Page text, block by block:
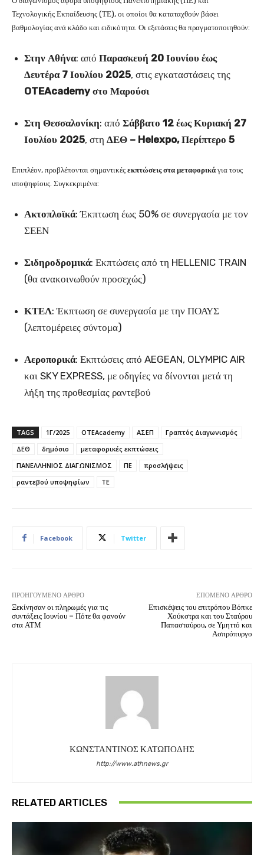
Τεχνολογικής Εκπαίδευσης (ΤΕ), οι οποίοι θα καταταχθούν βάσει
βαθμολογίας ανά κλάδο και ειδικότητα. Οι εξετάσεις θα πραγματοποιηθούν:
Στην Αθήνα: από Παρασκευή 20 Ιουνίου έως
Δευτέρα 7 Ιουλίου 2025, στις εγκαταστάσεις της
OTEAcademy στο Μαρούσι
Στη Θεσσαλονίκη: από Σάββατο 12 έως Κυριακή 27
Ιουλίου 2025, στη ΔΕΘ – Helexpo, Περίπτερο 5
Επιπλέον, προβλέπονται σημαντικές εκπτώσεις στα μεταφορικά για τους
υποψηφίους. Συγκεκριμένα:
Ακτοπλοϊκά: Έκπτωση έως 50% σε συνεργασία με τον
ΣΕΕΝ
Σιδηροδρομικά: Εκπτώσεις από τη HELLENIC TRAIN
(θα ανακοινωθούν προσεχώς)
ΚΤΕΛ: Έκπτωση σε συνεργασία με την ΠΟΑΥΣ
(λεπτομέρειες σύντομα)
Αεροπορικά: Εκπτώσεις από AEGEAN, OLYMPIC AIR
και SKY EXPRESS, με οδηγίες να δίνονται μετά τη
λήξη της προθεσμίας ραντεβού
TAGS 1Γ/2025 OTEAcademy ΑΣΕΠ
Γραπτός Διαγωνισμός
ΔΕΘ
δημόσιο
μεταφορικές εκπτώσεις
ΠΑΝΕΛΛΗΝΙΟΣ ΔΙΑΓΩΝΙΣΜΟΣ
ΠΕ
προσλήψεις
ραντεβού υποψηφίων
ΤΕ
Facebook Twitter
ΠΡΟΗΓΟΎΜΕΝΟ ΆΡΘΡΟ
Ξεκίνησαν οι πληρωμές για τις
συντάξεις Ιουνίου – Πότε θα φανούν
στα ΑΤΜ
ΕΠΌΜΕΝΟ ΆΡΘΡΟ
Επισκέψεις του επιτρόπου Βόπκε
Χούκστρα και του Σταύρου
Παπασταύρου, σε Υμηττό και
Ασπρόπυργο
ΚΩΝΣΤΑΝΤΙΝΟΣ ΚΑΤΩΠΟΔΗΣ
http://www.athnews.gr
RELATED ARTICLES